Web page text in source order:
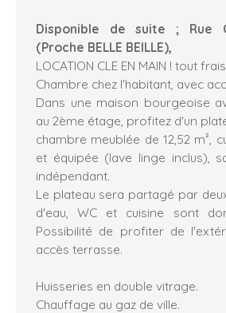
Disponible de suite ; Rue
(Proche BELLE BEILLE),
LOCATION CLE EN MAIN ! tout
Chambre chez l'habitant, avec
Dans une maison bourgeoise
au 2ème étage, profitez d'un
chambre meublée de 12,52 m²,
et équipée (lave linge inclus),
indépendant.
Le plateau sera partagé par
d'eau, WC et cuisine sont
Possibilité de profiter de
accès terrasse.
Huisseries en double vitrage.
Chauffage au gaz de ville.